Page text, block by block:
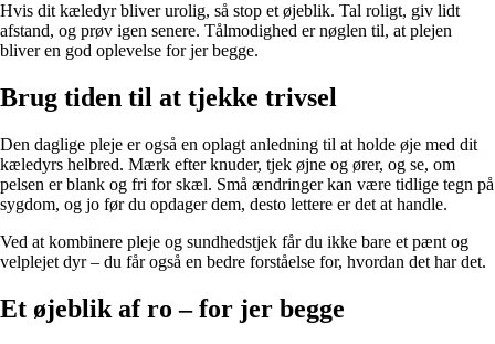
Hvis dit kæledyr bliver urolig, så stop et øjeblik. Tal roligt, giv lidt
afstand, og prøv igen senere. Tålmodighed er nøglen til, at plejen
bliver en god oplevelse for jer begge.
Brug tiden til at tjekke trivsel
Den daglige pleje er også en oplagt anledning til at holde øje med dit
kæledyrs helbred. Mærk efter knuder, tjek øjne og ører, og se, om
pelsen er blank og fri for skæl. Små ændringer kan være tidlige tegn på
sygdom, og jo før du opdager dem, desto lettere er det at handle.
Ved at kombinere pleje og sundhedstjek får du ikke bare et pænt og
velplejet dyr – du får også en bedre forståelse for, hvordan det har det.
Et øjeblik af ro – for jer begge